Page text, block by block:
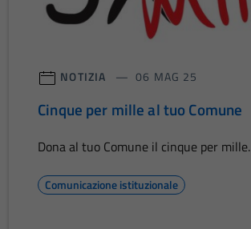
NOTIZIA 06 MAG 25
Cinque per mille al tuo Comune
Dona al tuo Comune il cinque per mille.
Comunicazione istituzionale